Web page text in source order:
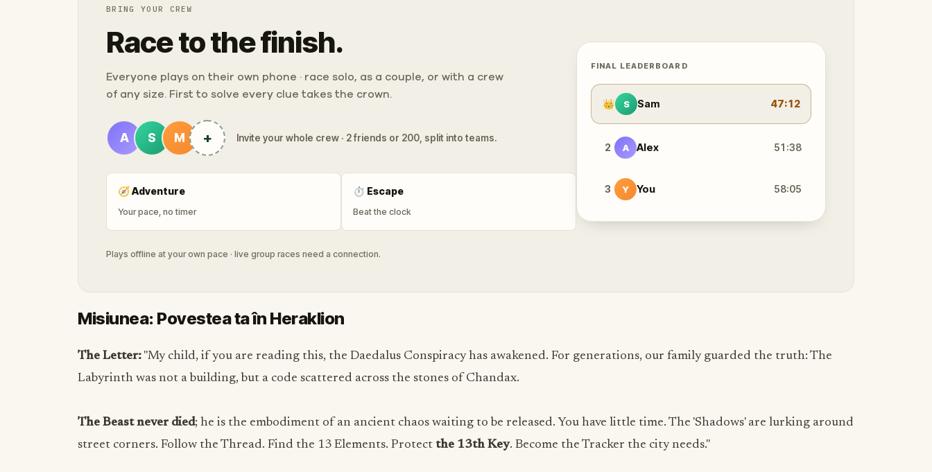
BRING YOUR CREW
Race to the finish.
Everyone plays on their own phone · race solo, as a couple, or with a crew
of any size. First to solve every clue takes the crown.
A S M + Invite your whole crew · 2 friends or 200, split into teams.
🧭Adventure
Your pace, no timer
⏱ Escape
Beat the clock
Plays offline at your own pace · live group races need a connection.
FINAL LEADERBOARD
👑 S Sam 47:12
2 A Alex 51:38
3 Y You 58:05
Misiunea: Povestea ta în Heraklion
The Letter: "My child, if you are reading this, the Daedalus Conspiracy has awakened. For generations, our family guarded the truth: The
Labyrinth was not a building, but a code scattered across the stones of Chandax.
The Beast never died; he is the embodiment of an ancient chaos waiting to be released. You have little time. The 'Shadows' are lurking around
street corners. Follow the Thread. Find the 13 Elements. Protect the 13th Key. Become the Tracker the city needs."